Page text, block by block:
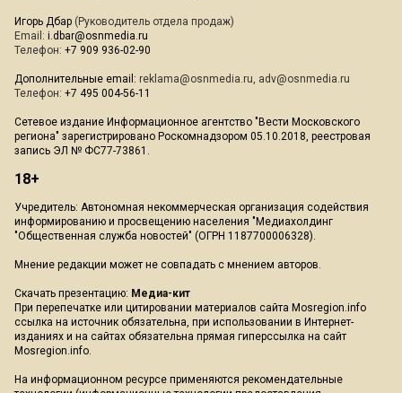
Игорь Дбар (Руководитель отдела продаж)
Email: i.dbar@osnmedia.ru
Телефон: +7 909 936-02-90
Дополнительные email: reklama@osnmedia.ru, adv@osnmedia.ru
Телефон: +7 495 004-56-11
Сетевое издание Информационное агентство "Вести Московского
региона" зарегистрировано Роскомнадзором 05.10.2018, реестровая
запись ЭЛ № ФС77-73861.
18+
Учредитель: Автономная некоммерческая организация содействия
информированию и просвещению населения "Медиахолдинг
"Общественная служба новостей" (ОГРН 1187700006328).
Мнение редакции может не совпадать с мнением авторов.
Скачать презентацию: Медиа-кит
При перепечатке или цитировании материалов сайта Mosregion.info
ссылка на источник обязательна, при использовании в Интернет-
изданиях и на сайтах обязательна прямая гиперссылка на сайт
Mosregion.info.
На информационном ресурсе применяются рекомендательные